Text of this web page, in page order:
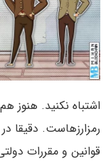
اشتباه نکنید. هنوز
رمزارزهاست. دقیقا
قوانین و مقررات